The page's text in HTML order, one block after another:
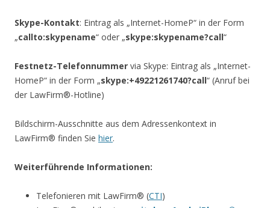
Skype-Kontakt: Eintrag als „Internet-HomeP“ in der Form
„callto:skypename“ oder „skype:skypename?call“
Festnetz-Telefonnummer via Skype: Eintrag als „Internet-
HomeP“ in der Form „skype:+49221261740?call“ (Anruf bei
der LawFirm®-Hotline)
Bildschirm-Ausschnitte aus dem Adressenkontext in
LawFirm® finden Sie hier.
Weiterführende Informationen:
Telefonieren mit LawFirm® (CTI)